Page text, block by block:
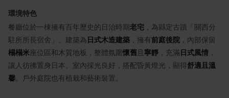
環境特色
餐廳位於一棟擁有百年歷史的日治時期老宅 ，為縣定古蹟「關西分
駐所所長宿舍」。建築為 日式木造建築 ，擁有前庭後院 ，內部保留
榻榻米座位區和木質地板，整體氛圍懷舊 且 寧靜 ，充滿 日式風情 ，
讓人彷彿置身日本。室內採光良好，搭配昏黃燈光，顯得舒適且溫
馨 。戶外庭院也有植栽和藝術裝置。